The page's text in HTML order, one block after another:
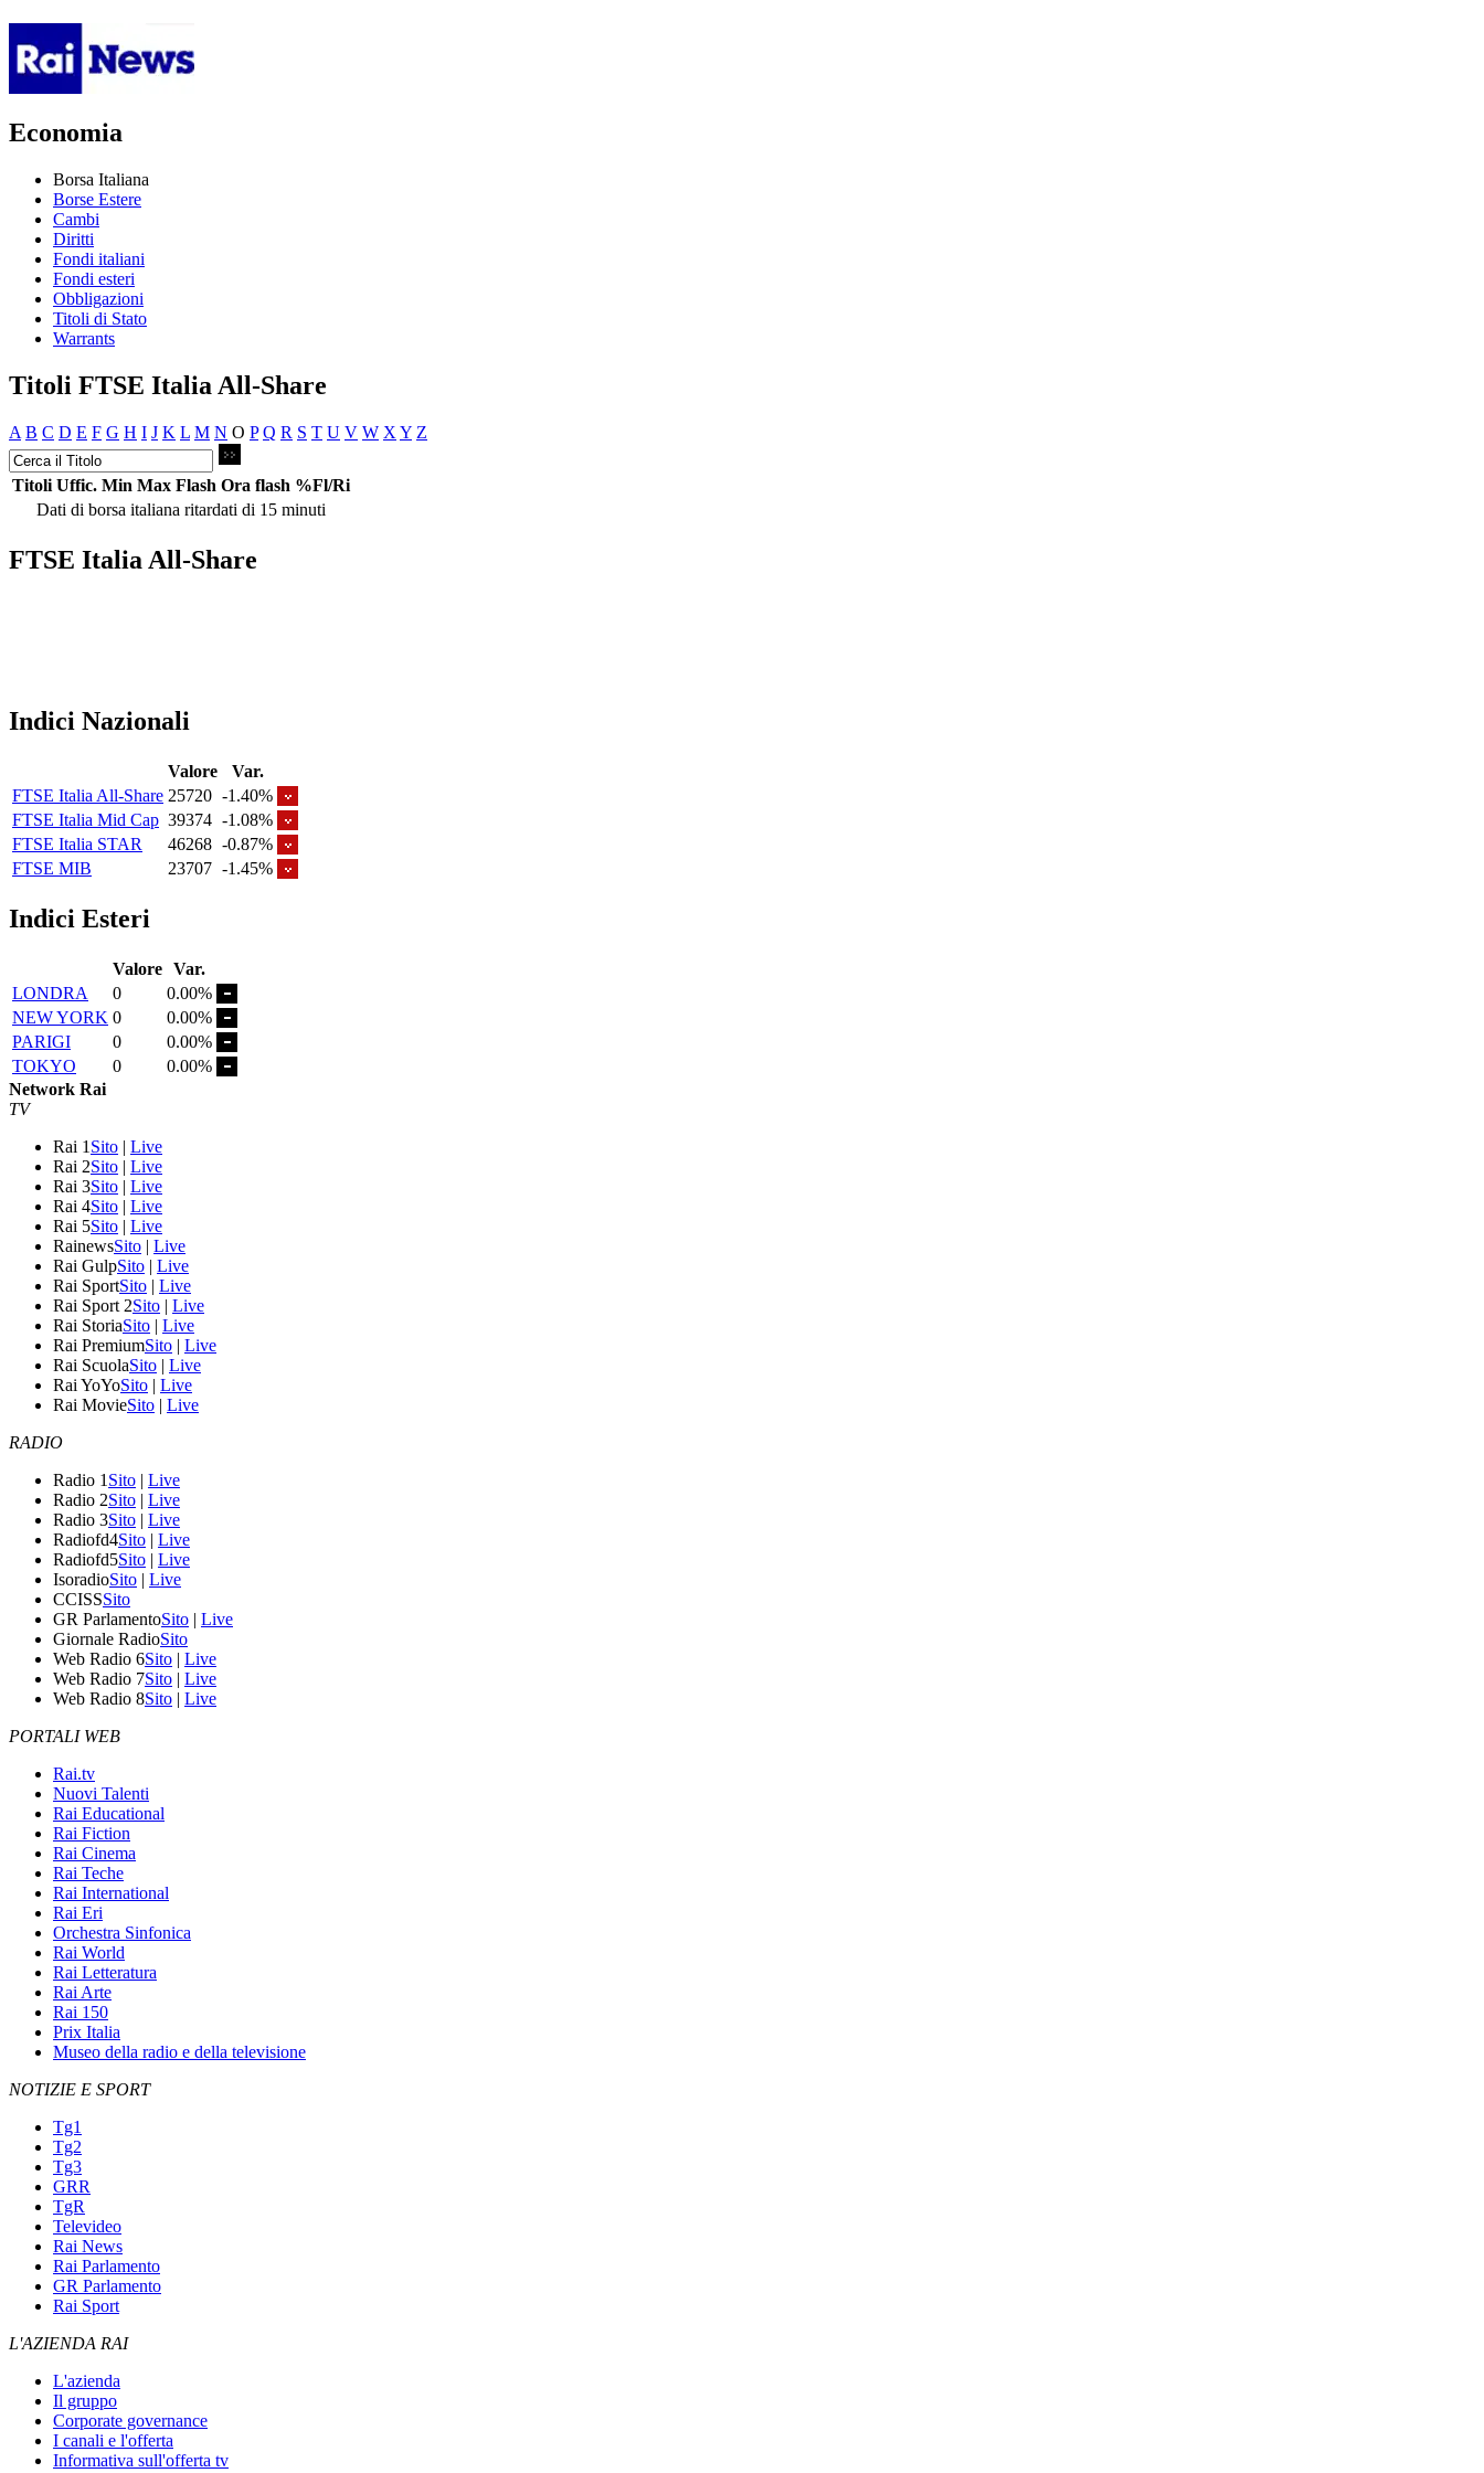
Economia
Borsa Italiana
Borse Estere
Cambi
Diritti
Fondi italiani
Fondi esteri
Obbligazioni
Titoli di Stato
Warrants
Titoli FTSE Italia All-Share
A B C D E F G H I J K L M N O P Q R S T U V W X Y Z
Titoli Uffic. Min Max Flash Ora flash %Fl/Ri
Dati di borsa italiana ritardati di 15 minuti
FTSE Italia All-Share
Indici Nazionali
Valore
Var.
FTSE Italia All-Share 25720 -1.40%
FTSE Italia Mid Cap 39374 -1.08%
FTSE Italia STAR
46268 -0.87%
FTSE MIB
23707 -1.45%
Indici Esteri
Valore Var.
LONDRA
0
0.00%
NEW YORK 0
0.00%
PARIGI
0
0.00%
TOKYO
0
0.00%
Network Rai
TV
Rai 1 Sito | Live
Rai 2Sito | Live
Rai 3Sito | Live
Rai 4Sito | Live
Rai 5Sito | Live
RainewsSito | Live
Rai GulpSito | Live
Rai SportSito | Live
Rai Sport 2Sito | Live
Rai StoriaSito | Live
Rai PremiumSito | Live
Rai ScuolaSito | Live
Rai YoYoSito | Live
Rai MovieSito | Live
RADIO
Radio 1 Sito | Live
Radio 2Sito | Live
Radio 3Sito | Live
Radiofd4Sito | Live
Radiofd5Sito | Live
IsoradioSito | Live
CCISSSito
GR ParlamentoSito | Live
Giornale RadioSito
Web Radio 6Sito | Live
Web Radio 7Sito | Live
Web Radio 8Sito | Live
PORTALI WEB
Rai.tv
Nuovi Talenti
Rai Educational
Rai Fiction
Rai Cinema
Rai Teche
Rai International
Rai Eri
Orchestra Sinfonica
Rai World
Rai Letteratura
Rai Arte
Rai 150
Prix Italia
Museo della radio e della televisione
NOTIZIE E SPORT
Tg1
Tg2
Tg3
GRR
TgR
Televideo
Rai News
Rai Parlamento
GR Parlamento
Rai Sport
L'AZIENDA RAI
L'azienda
Il gruppo
Corporate governance
I canali e l'offerta
Informativa sull'offerta tv